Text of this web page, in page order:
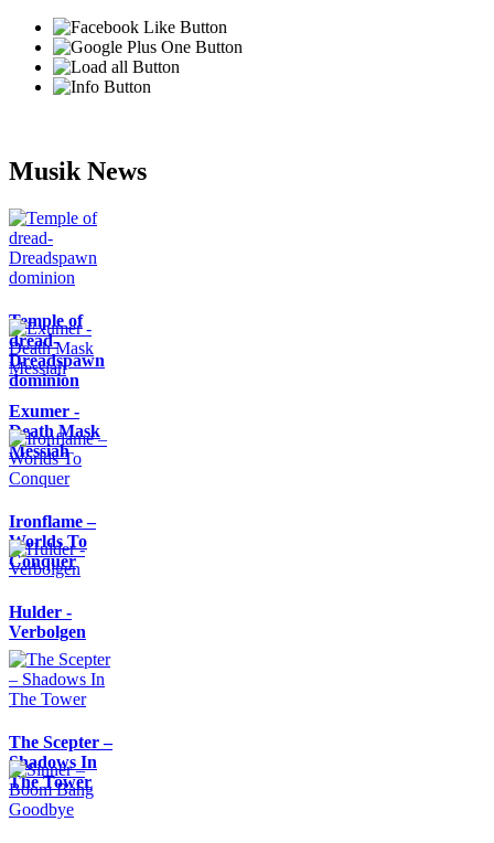
Musik News
Temple of
dread-
Dreadspawn
dominion
Exumer -
Death Mask
Messiah
Ironflame –
Worlds To
Conquer
Hulder -
Verbolgen
The Scepter –
Shadows In
The Tower